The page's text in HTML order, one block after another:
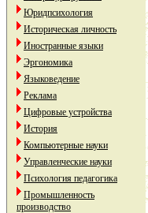
Юридпсихология
Историческая личность
Иностранные языки
Эргономика
Языковедение
Реклама
Цифровые устройства
История
Компьютерные науки
Управленческие науки
Психология педагогика
Промышленность
производство